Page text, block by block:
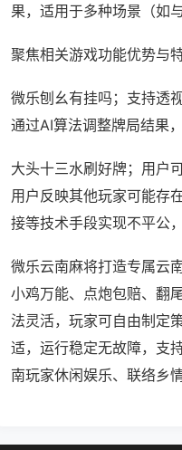
果，适用于多种场景（如
聚焦相关游戏功能优势与特
微乐刨幺有挂吗；支持透
通过AI算法调整牌局结果，
大头十三水刷好牌；用户
用户反映其他玩家可能存
接等技术手段实现不平公，
微乐云南麻将打造专属云
小鸡万能、点炮包赔、翻
法灵活，玩家可自由制定
适，运行稳定无故障，支
南玩家休闲娱乐、联络乡